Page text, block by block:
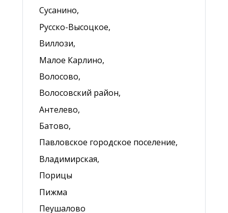
Сусанино,
Русско-Высоцкое,
Виллози,
Малое Карлино,
Волосово,
Волосовский район,
Антелево,
Батово,
Павловское городское поселение,
Владимирская,
Порицы
Пижма
Пеушалово